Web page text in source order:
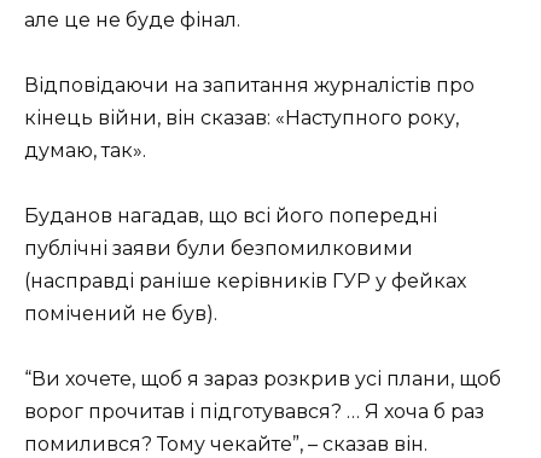
але це не буде фінал.
Відповідаючи на запитання журналістів про
кінець війни, він сказав: «Наступного року,
думаю, так».
Буданов нагадав, що всі його попередні
публічні заяви були безпомилковими
(насправді раніше керівників ГУР у фейках
помічений не був).
“Ви хочете, щоб я зараз розкрив усі плани, щоб
ворог прочитав і підготувався? … Я хоча б раз
помилився? Тому чекайте”, – сказав він.